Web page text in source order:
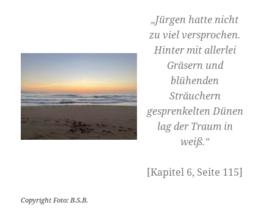
„Jürgen hatte nicht
zu viel versprochen.
Hinter mit allerlei
Gräsern und
blühenden
Sträuchern
gesprenkelten Dünen
lag der Traum in
weiß.“
[Kapitel 6, Seite 115]
Copyright Foto: B.S.B.